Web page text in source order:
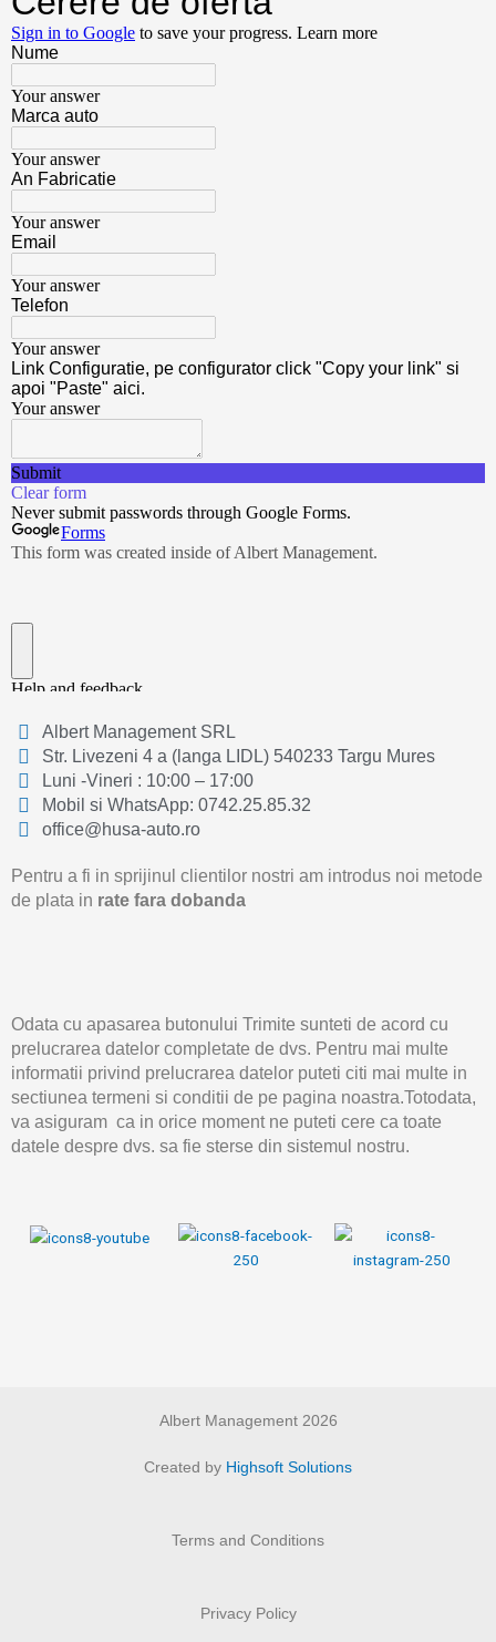
Albert Management SRL
Str. Livezeni 4 a (langa LIDL) 540233 Targu Mures
Luni -Vineri : 10:00 – 17:00
Mobil si WhatsApp: 0742.25.85.32
office@husa-auto.ro
Pentru a fi in sprijinul clientilor nostri am introdus noi metode
de plata in rate fara dobanda
Odata cu apasarea butonului Trimite sunteti de acord cu
prelucrarea datelor completate de dvs. Pentru mai multe
informatii privind prelucrarea datelor puteti citi mai multe in
sectiunea termeni si conditii de pe pagina noastra.Totodata,
va asiguram ca in orice moment ne puteti cere ca toate
datele despre dvs. sa fie sterse din sistemul nostru.
Albert Management 2026
Created by Highsoft Solutions
Terms and Conditions
Privacy Policy